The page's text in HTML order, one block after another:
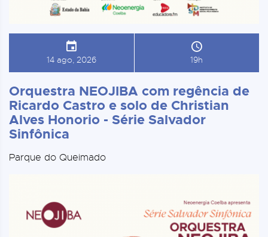
14 ago, 2026 19h
Orquestra NEOJIBA com regência de
Ricardo Castro e solo de Christian
Alves Honorio - Série Salvador
Sinfônica
Parque do Queimado